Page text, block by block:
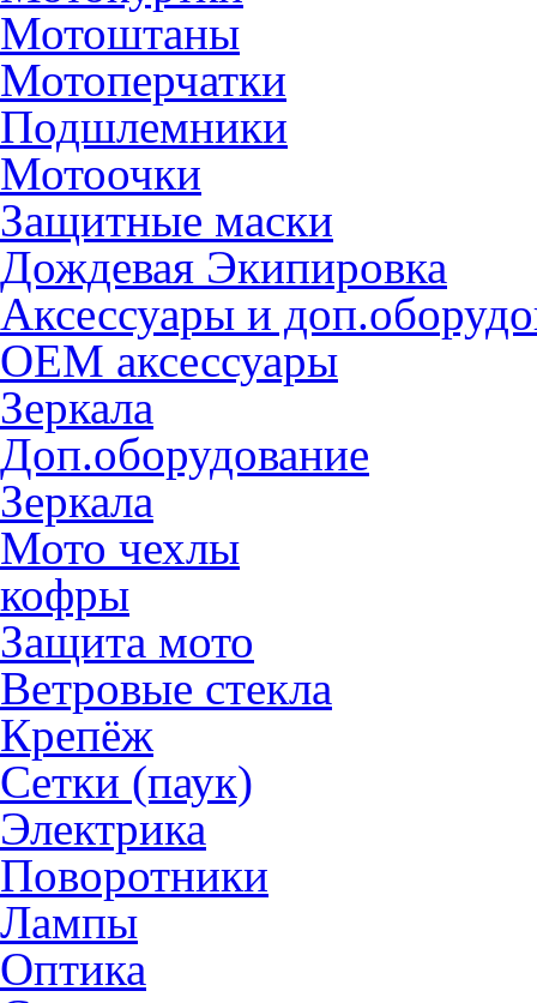
Мотоштаны
Мотоперчатки
Подшлемники
Мотоочки
Защитные маски
Дождевая Экипировка
Аксессуары и
OEM аксессуары
Зеркала
Доп.оборудование
Зеркала
Мото чехлы
кофры
Защита мото
Ветровые стекла
Крепёж
Сетки (паук)
Электрика
Поворотники
Лампы
Оптика